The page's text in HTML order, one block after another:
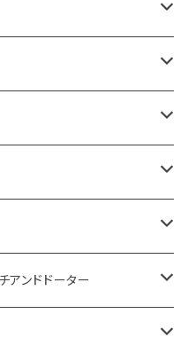
ンドドーター